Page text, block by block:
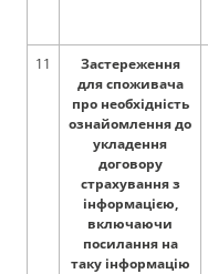
11
Застереження
для споживача
про необхідність
ознайомлення до
укладення
договору
страхування з
інформацією,
включаючи
посилання на
таку інформацію